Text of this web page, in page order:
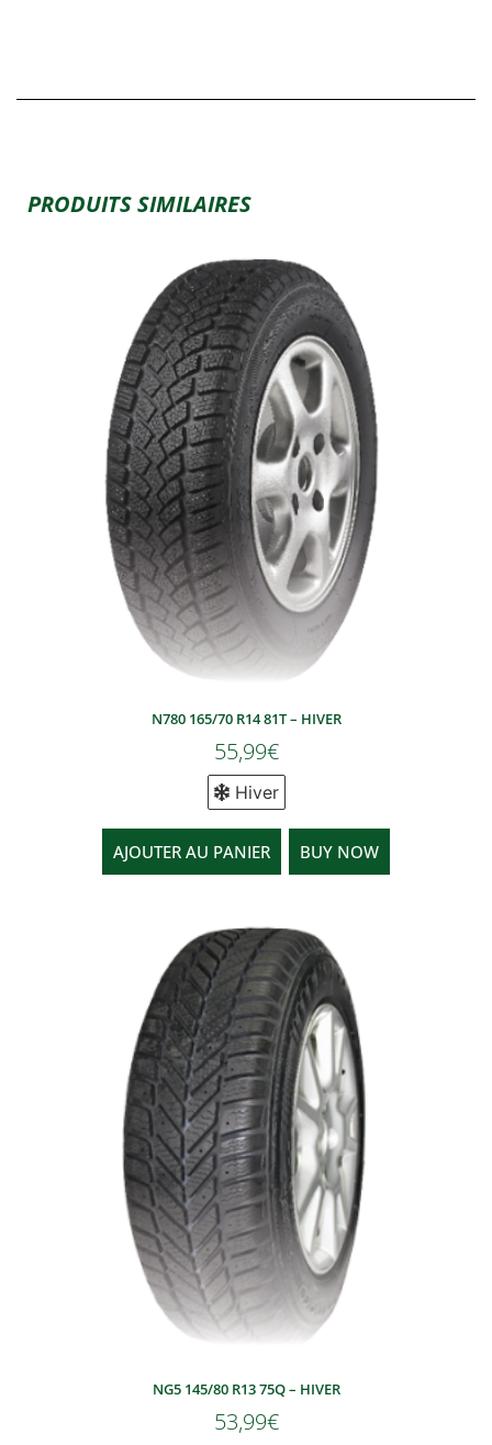
PRODUITS SIMILAIRES
N780 165/70 R14 81T – HIVER
55,99€
Hiver
AJOUTER AU PANIER BUY NOW
NG5 145/80 R13 75Q – HIVER
53,99€